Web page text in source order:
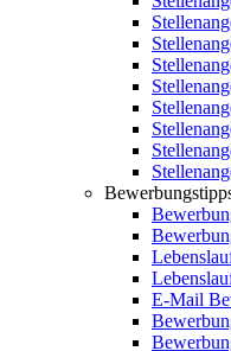
E-Mail